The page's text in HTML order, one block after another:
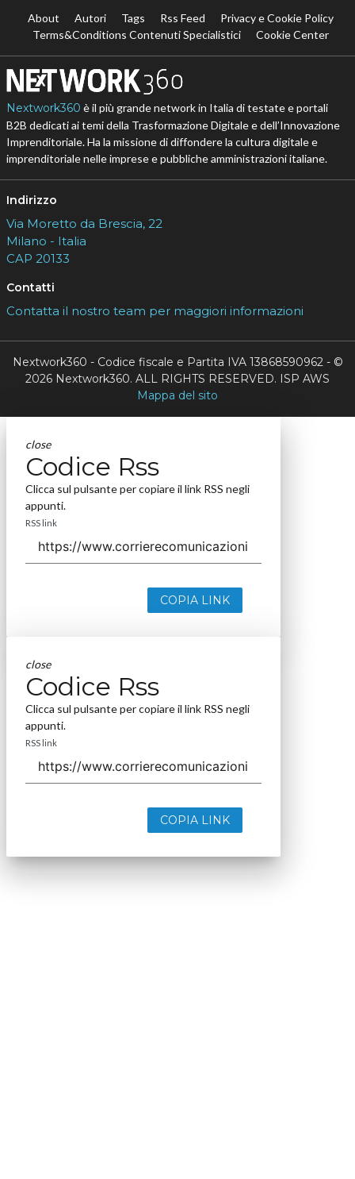
About Autori Tags Rss Feed
Privacy e Cookie Policy
Terms&Conditions Contenuti Specialistici
Cookie Center
Nextwork360 è il più grande network in Italia di testate e portali
B2B dedicati ai temi della Trasformazione Digitale e dell’Innovazione
Imprenditoriale. Ha la missione di diffondere la cultura digitale e
imprenditoriale nelle imprese e pubbliche amministrazioni italiane.
Indirizzo
Via Moretto da Brescia, 22
Milano - Italia
CAP 20133
Contatti
Contatta il nostro team per maggiori informazioni
Nextwork360 - Codice fiscale e Partita IVA 13868590962 - ©
2026 Nextwork360. ALL RIGHTS RESERVED. ISP AWS
Mappa del sito
close
Codice Rss
Clicca sul pulsante per copiare il link RSS negli
appunti.
RSS link
COPIA LINK
close
Codice Rss
Clicca sul pulsante per copiare il link RSS negli
appunti.
RSS link
COPIA LINK